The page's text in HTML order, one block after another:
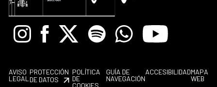
InstagramFacebook
X Spotify WhatsappYoutube
AVISO
LEGAL
PROTECCIÓN
DE DATOS
POLÍTICA
DE
COOKIES
GUÍA DE
NAVEGACIÓN
ACCESIBILIDADMAPA
WEB